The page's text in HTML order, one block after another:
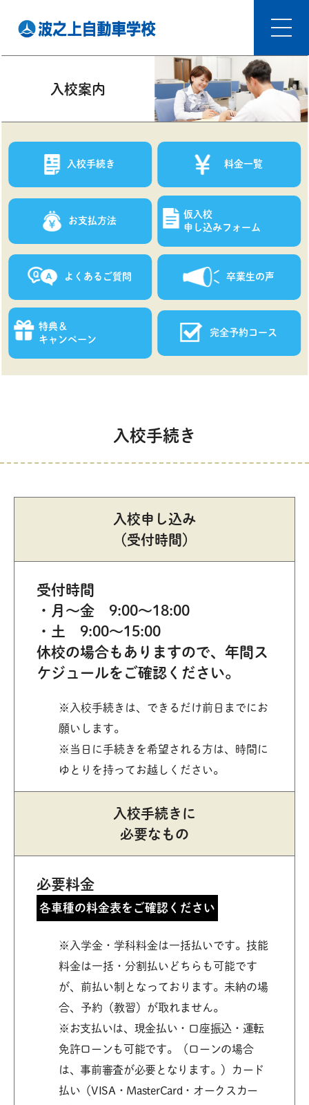
入校案内
入校手続き 料金一覧
お支払方法
仮入校
申し込みフォーム
よくあるご質問 卒業生の声
特典＆
キャンペーン
完全予約コース
入校手続き
入校申し込み
（受付時間）
受付時間
月～金 9:00～18:00
土 9:00～15:00
休校の場合もありますので、年間ス
ケジュールをご確認ください。
※入校手続きは、できるだけ前日までにお
願いします。
※当日に手続きを希望される方は、時間に
ゆとりを持ってお越しください。
入校手続きに
必要なもの
必要料金
各車種の料金表をご確認ください
※入学金・学科料金は一括払いです。技能
料金は一括・分割払いどちらも可能です
が、前払い制となっております。未納の場
合、予約（教習）が取れません。
※お支払いは、現金払い・口座振込・運転
免許ローンも可能です。（ローンの場合
は、事前審査が必要となります。）カード
払い（VISA・MasterCard・オークスカー